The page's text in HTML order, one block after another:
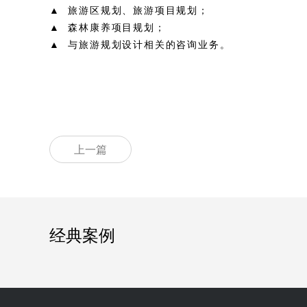
▲ 旅游区规划、旅游项目规划；
▲ 森林康养项目规划；
▲ 与旅游规划设计相关的咨询业务。
上一篇
经典案例